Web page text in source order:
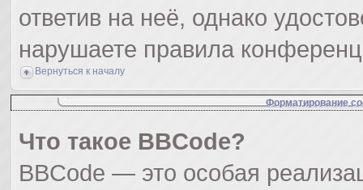
ответив на неё, однако
нарушаете правила
Вернуться к началу
Форматирование
Что такое BBCode?
BBCode — это особая